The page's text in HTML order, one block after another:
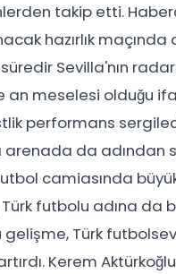
takip etti.
hazırlık
süredir Sevilla'nın
meselesi olduğu
performans
da adından
camiasında
futbolu adına da
Türk
Kerem